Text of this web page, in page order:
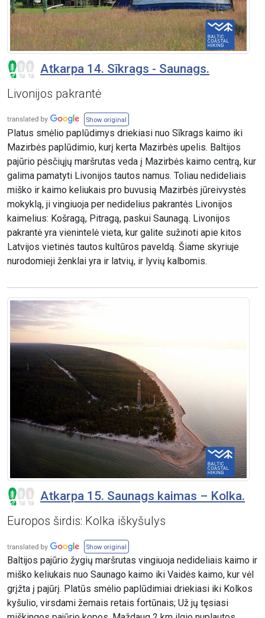
Atkarpa 14. Sīkrags - Saunags.
Livonijos pakrantė
Show original
Platus smėlio paplūdimys driekiasi nuo Sīkrags kaimo iki
Mazirbės paplūdimio, kurį kerta Mazirbės upelis. Baltijos
pajūrio pėsčiųjų maršrutas veda į Mazirbės kaimo centrą, kur
galima pamatyti Livonijos tautos namus. Toliau nedideliais
miško ir kaimo keliukais pro buvusią Mazirbės jūreivystės
mokyklą, ji vingiuoja per nedidelius pakrantės Livonijos
kaimelius: Košragą, Pitragą, paskui Saunagą. Livonijos
pakrantė yra vienintelė vieta, kur galite sužinoti apie kitos
Latvijos vietinės tautos kultūros paveldą. Šiame skyriuje
nurodomieji ženklai yra ir latvių, ir lyvių kalbomis.
Atkarpa 15. Saunags kaimas – Kolka.
Europos širdis: Kolka iškyšulys
Show original
Baltijos pajūrio žygių maršrutas vingiuoja nedideliais kaimo ir
miško keliukais nuo Saunago kaimo iki Vaidės kaimo, kur vėl
grįžta į pajūrį. Platūs smėlio paplūdimiai driekiasi iki Kolkos
kyšulio, virsdami žemais retais fortūnais; Už jų tęsiasi